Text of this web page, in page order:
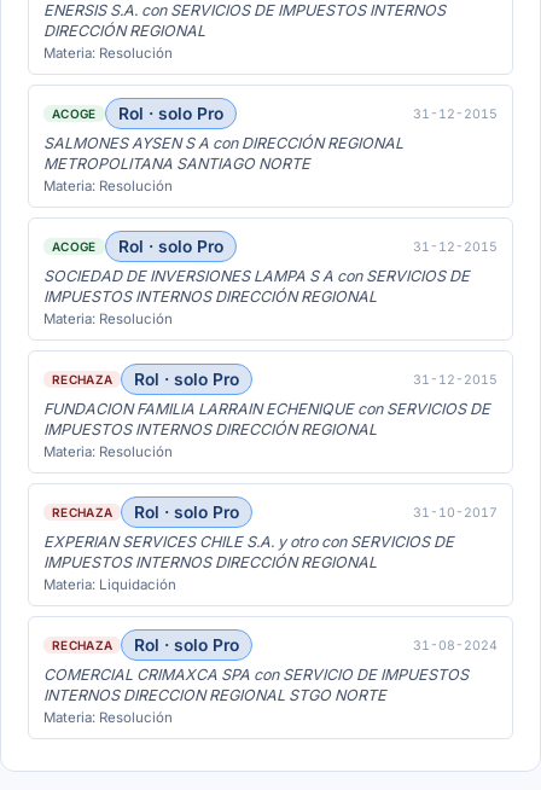
ENERSIS S.A. con SERVICIOS DE IMPUESTOS INTERNOS
DIRECCIÓN REGIONAL
Materia: Resolución
ACOGE Rol · solo Pro 31-12-2015
SALMONES AYSEN S A con DIRECCIÓN REGIONAL
METROPOLITANA SANTIAGO NORTE
Materia: Resolución
ACOGE Rol · solo Pro 31-12-2015
SOCIEDAD DE INVERSIONES LAMPA S A con SERVICIOS DE
IMPUESTOS INTERNOS DIRECCIÓN REGIONAL
Materia: Resolución
RECHAZA Rol · solo Pro 31-12-2015
FUNDACION FAMILIA LARRAIN ECHENIQUE con SERVICIOS DE
IMPUESTOS INTERNOS DIRECCIÓN REGIONAL
Materia: Resolución
RECHAZA Rol · solo Pro 31-10-2017
EXPERIAN SERVICES CHILE S.A. y otro con SERVICIOS DE
IMPUESTOS INTERNOS DIRECCIÓN REGIONAL
Materia: Liquidación
RECHAZA Rol · solo Pro 31-08-2024
COMERCIAL CRIMAXCA SPA con SERVICIO DE IMPUESTOS
INTERNOS DIRECCION REGIONAL STGO NORTE
Materia: Resolución